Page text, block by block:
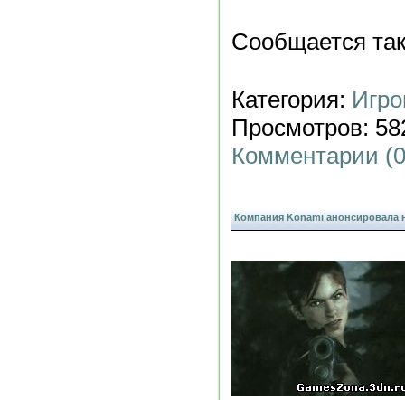
Сообщается
Категория:
Просмотров:
Комментарии
Компания Konami анонсировала